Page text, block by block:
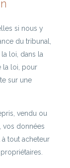
si nous y
du tribunal,
loi, dans la
la loi, pour
sur une
vendu ou
vos données
tout acheteur